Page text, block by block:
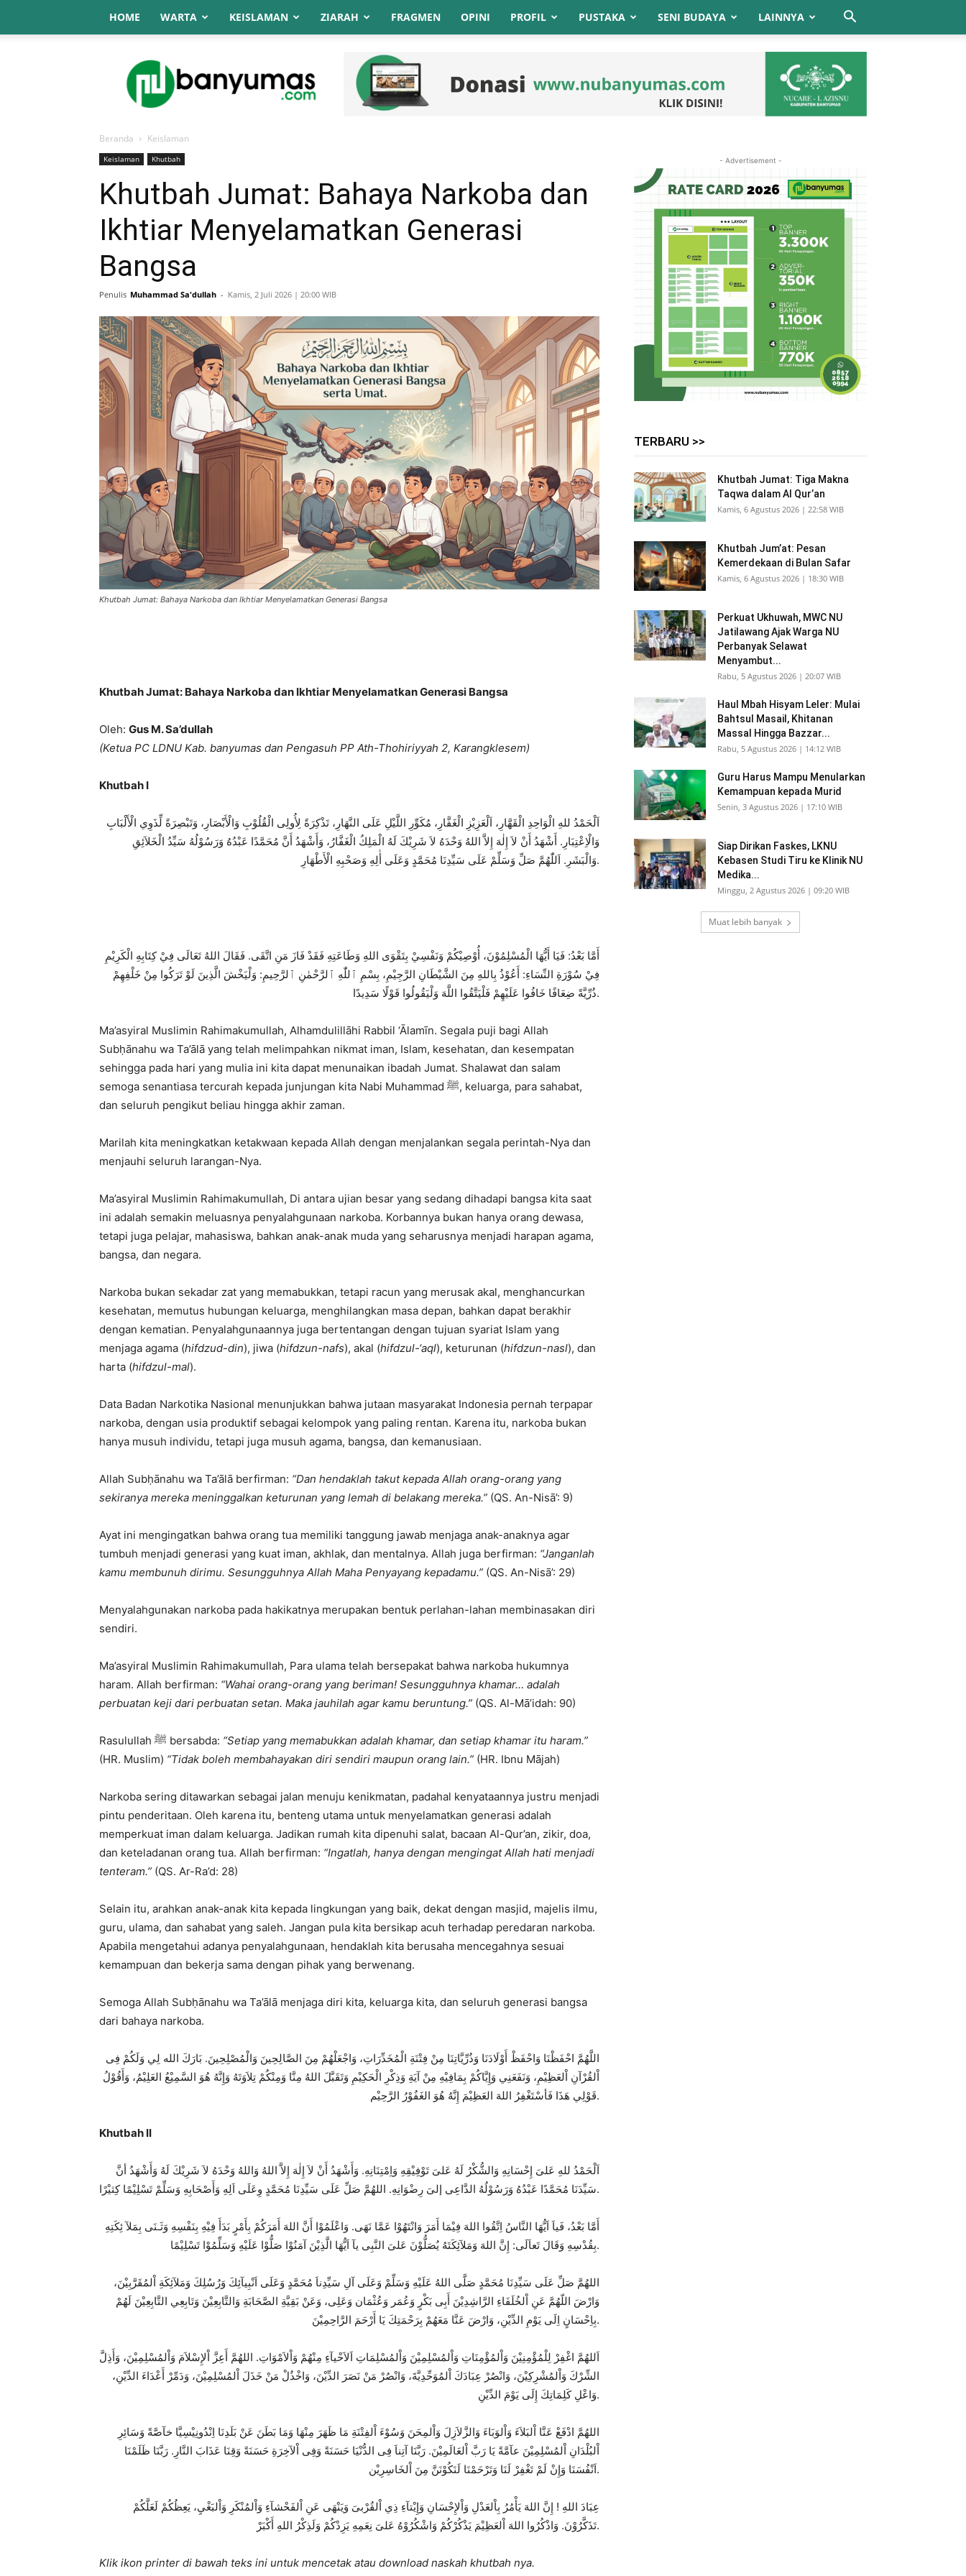
HOME WARTA KEISLAMAN ZIARAH FRAGMEN OPINI PROFIL PUSTAKA SENI BUDAYA LAINNYA
NU
Online
Banyumas
Beranda Keislaman
Keislaman Khutbah
Khutbah Jumat: Bahaya Narkoba dan
Ikhtiar Menyelamatkan Generasi
Bangsa
Penulis Muhammad Sa'dullah - Kamis, 2 Juli 2026 | 20:00 WIB
Khutbah Jumat: Bahaya Narkoba dan Ikhtiar Menyelamatkan Generasi Bangsa
Khutbah Jumat: Bahaya Narkoba dan Ikhtiar Menyelamatkan Generasi Bangsa
Oleh: Gus M. Sa’dullah
(Ketua PC LDNU Kab. banyumas dan Pengasuh PP Ath-Thohiriyyah 2, Karangklesem)
Khutbah I
اَلْحَمْدُ للهِ الْوَاحِدِ الْقَهَّارِ، اَلْعَزِيْزِ الْغَفَّارِ، مُكَوِّرِ اللَّيْلِ عَلَى النَّهَارِ، تَذْكِرَةً لِأُولِى الْقُلُوْبِ وَالْأَبْصَارِ، وَتَبْصِرَةً لِّذَوِي الْأَلْبَابِ
وَالْاِعْتِبَارِ. أَشْهَدُ أَنْ لاَ إِلٰهَ إِلاَّ اللهُ وَحْدَهُ لاَ شَرِيْكَ لَهُ الْمَلِكُ الْغَفَّارُ، وَأَشْهَدُ أَنَّ مُحَمَّدًا عَبْدُهُ وَرَسُوْلُهُ سَيِّدُ الْخَلاَئِقِ
وَالْبَشَرِ. اَللّٰهُمَّ صَلِّ وَسَلِّمْ عَلَى سَيِّدِنَا مُحَمَّدٍ وَعَلَى أٰلِهِ وَصَحْبِهِ الْأَطْهَارِ.
أَمَّا بَعْدُ: فَيَا أَيُّهَا الْمُسْلِمُوْنَ، أُوْصِيْكُمْ وَنَفْسِيْ بِتَقْوَى اللهِ وَطَاعَتِهِ فَقَدْ فَازَ مَنِ اتَّقَى. فَقَالَ اللهُ تَعَالَى فِيْ كِتَابِهِ الْكَرِيْمِ
فِيْ سُوْرَةِ النِّسَاءِ: أَعُوْذُ بِاللهِ مِنَ الشَّيْطَانِ الرَّجِيْمِ، بِسْمِ ٱللّٰهِ ٱلرَّحْمٰنِ ٱلرَّحِيمِ: وَلْيَخْشَ الَّذِينَ لَوْ تَرَكُوا مِنْ خَلْفِهِمْ
ذُرِّيَّةً ضِعَافًا خَافُوا عَلَيْهِمْ فَلْيَتَّقُوا اللَّهَ وَلْيَقُولُوا قَوْلًا سَدِيدًا.
Ma’asyiral Muslimin Rahimakumullah, Alhamdulillāhi Rabbil ‘Ālamīn. Segala puji bagi Allah
Subḥānahu wa Ta’ālā yang telah melimpahkan nikmat iman, Islam, kesehatan, dan kesempatan
sehingga pada hari yang mulia ini kita dapat menunaikan ibadah Jumat. Shalawat dan salam
semoga senantiasa tercurah kepada junjungan kita Nabi Muhammad ﷺ, keluarga, para sahabat,
dan seluruh pengikut beliau hingga akhir zaman.
Marilah kita meningkatkan ketakwaan kepada Allah dengan menjalankan segala perintah-Nya dan
menjauhi seluruh larangan-Nya.
Ma’asyiral Muslimin Rahimakumullah, Di antara ujian besar yang sedang dihadapi bangsa kita saat
ini adalah semakin meluasnya penyalahgunaan narkoba. Korbannya bukan hanya orang dewasa,
tetapi juga pelajar, mahasiswa, bahkan anak-anak muda yang seharusnya menjadi harapan agama,
bangsa, dan negara.
Narkoba bukan sekadar zat yang memabukkan, tetapi racun yang merusak akal, menghancurkan
kesehatan, memutus hubungan keluarga, menghilangkan masa depan, bahkan dapat berakhir
dengan kematian. Penyalahgunaannya juga bertentangan dengan tujuan syariat Islam yang
menjaga agama (hifdzud-din), jiwa (hifdzun-nafs), akal (hifdzul-‘aql), keturunan (hifdzun-nasl), dan
harta (hifdzul-mal).
Data Badan Narkotika Nasional menunjukkan bahwa jutaan masyarakat Indonesia pernah terpapar
narkoba, dengan usia produktif sebagai kelompok yang paling rentan. Karena itu, narkoba bukan
hanya musuh individu, tetapi juga musuh agama, bangsa, dan kemanusiaan.
Allah Subḥānahu wa Ta’ālā berfirman: “Dan hendaklah takut kepada Allah orang-orang yang
sekiranya mereka meninggalkan keturunan yang lemah di belakang mereka.” (QS. An-Nisā’: 9)
Ayat ini mengingatkan bahwa orang tua memiliki tanggung jawab menjaga anak-anaknya agar
tumbuh menjadi generasi yang kuat iman, akhlak, dan mentalnya. Allah juga berfirman: “Janganlah
kamu membunuh dirimu. Sesungguhnya Allah Maha Penyayang kepadamu.” (QS. An-Nisā’: 29)
Menyalahgunakan narkoba pada hakikatnya merupakan bentuk perlahan-lahan membinasakan diri
sendiri.
Ma’asyiral Muslimin Rahimakumullah, Para ulama telah bersepakat bahwa narkoba hukumnya
haram. Allah berfirman: “Wahai orang-orang yang beriman! Sesungguhnya khamar… adalah
perbuatan keji dari perbuatan setan. Maka jauhilah agar kamu beruntung.” (QS. Al-Mā’idah: 90)
Rasulullah ﷺ bersabda: “Setiap yang memabukkan adalah khamar, dan setiap khamar itu haram.”
(HR. Muslim) “Tidak boleh membahayakan diri sendiri maupun orang lain.” (HR. Ibnu Mājah)
Narkoba sering ditawarkan sebagai jalan menuju kenikmatan, padahal kenyataannya justru menjadi
pintu penderitaan. Oleh karena itu, benteng utama untuk menyelamatkan generasi adalah
memperkuat iman dalam keluarga. Jadikan rumah kita dipenuhi salat, bacaan Al-Qur’an, zikir, doa,
dan keteladanan orang tua. Allah berfirman: “Ingatlah, hanya dengan mengingat Allah hati menjadi
tenteram.” (QS. Ar-Ra’d: 28)
Selain itu, arahkan anak-anak kita kepada lingkungan yang baik, dekat dengan masjid, majelis ilmu,
guru, ulama, dan sahabat yang saleh. Jangan pula kita bersikap acuh terhadap peredaran narkoba.
Apabila mengetahui adanya penyalahgunaan, hendaklah kita berusaha mencegahnya sesuai
kemampuan dan bekerja sama dengan pihak yang berwenang.
Semoga Allah Subḥānahu wa Ta’ālā menjaga diri kita, keluarga kita, dan seluruh generasi bangsa
dari bahaya narkoba.
اللَّهُمَّ احْفَظْنَا وَاحْفَظْ أَوْلَادَنَا وَذُرِّيَّاتِنَا مِنْ فِتْنَةِ الْمُخَدِّرَاتِ، وَاجْعَلْهُمْ مِنَ الصَّالِحِينَ وَالْمُصْلِحِينَ. بَارَكَ الله لِي وَلَكُمْ فِى
اْلقُرْآنِ اْلعَظِيْمِ، وَنَفَعَنِي وَإِيَّاكُمْ بِمَافِيْهِ مِنْ آيَةِ وَذِكْرِ الْحَكِيْمِ وَتَقَبَّلَ اللهُ مِنَّا وَمِنْكُمْ تِلاَوَتَهُ وَإِنَّهُ هُوَ السَّمِيْعُ العَلِيْمُ، وَأَقُوْلُ
قَوْلِي هَذَا فَأسْتَغْفِرُ اللهَ العَظِيْمَ إِنَّهُ هُوَ الغَفُوْرُ الرَّحِيْ م.
Khutbah II
اَلْحَمْدُ للهِ عَلىَ إِحْسَانِهِ وَالشُّكْرُ لَهُ عَلىَ تَوْفِيْقِهِ وَاِمْتِنَانِهِ. وَأَشْهَدُ أَنْ لاَإِلٰهَ إِلاَّ اللهُ وَاللهُ وَحْدَهُ لاَ شَرِيْكَ لَهُ وَأَشْهَدُ أنَّ
سَيِّدَنَا مُحَمَّدًا عَبْدُهُ وَرَسُوْلُهُ الدَّاعِى إلىَ رِضْوَانِهِ. اللهُمَّ صَلِّ عَلَى سَيِّدِنَا مُحَمَّدٍ وِعَلَى اَلِهِ وَأَصْحَابِهِ وَسَلِّمْ تَسْلِيْمًاكِثيْرًا.
أَمَّا بَعْدُ، فَياَ اَيُّهَا النَّاسُ اِتَّقُوا اللهَ فِيْمَا أَمَرَ وَانْتَهُوْا عَمَّا نَهَى. وَاعْلَمُوْا أَنَّ اللهَ أَمَرَكُمْ بِأَمْرٍ بَدَأَ فِيْهِ بِنَفْسِهِ وَثَـنَى بِمَلآ ئِكَتِهِ
بِقُدْسِهِ وَقَالَ تَعاَلَى:إِنَّ اللهَ وَمَلآئِكَتَهُ يُصَلُّوْنَ عَلىَ النَّبِى يآ اَيُّهَا الَّذِيْنَ آمَنُوْا صَلُّوْا عَلَيْهِ وَسَلِّمُوْا تَسْلِيْمًا.
اللهُمَّ صَلِّ عَلَى سَيِّدِنَا مُحَمَّدٍ صَلَّى اللهُ عَلَيْهِ وَسَلِّمْ وَعَلَى آلِ سَيِّدِناَ مُحَمَّدٍ وَعَلَى اَنْبِيآئِكَ وَرُسُلِكَ وَمَلآئِكَةِ اْلمُقَرَّبِيْنَ،
وَارْضَ اللّهُمَّ عَنِ اْلخُلَفَاءِ الرَّاشِدِيْنَ أَبِى بَكْرٍ وَعُمَر وَعُثْمَان وَعَلِى، وَعَنْ بَقِيَّةِ الصَّحَابَةِ وَالتَّابِعِيْنَ وَتَابِعِي التَّابِعِيْنَ لَهُمْ
بِاِحْسَانٍ اِلَى يَوْمِ الدِّيْنِ، وَارْضَ عَنَّا مَعَهُمْ بِرَحْمَتِكَ يَا أَرْحَمَ الرَّاحِمِيْنَ.
اَللهُمَّ اغْفِرْ لِلْمُؤْمِنِيْنَ وَاْلمُؤْمِنَاتِ وَاْلمُسْلِمِيْنَ وَاْلمُسْلِمَاتِ اَلاَحْيآءِ مِنْهُمْ وَاْلاَمْوَاتِ. اللهُمَّ أَعِزَّ اْلإِسْلاَمَ وَاْلمُسْلِمِيْنَ، وَأَذِلَّ
الشِّرْكَ وَاْلمُشْرِكِيْنَ، وَانْصُرْ عِبَادَكَ اْلمُوَحِّدِيَّةَ، وَانْصُرْ مَنْ نَصَرَ الدِّيْنَ، وَاخْذُلْ مَنْ خَذَلَ اْلمُسْلِمِيْنَ، وَدَمِّرْ أَعْدَاءَ الدِّيْنِ،
وَاعْلِ كَلِمَاتِكَ إِلَى يَوْمَ الدِّيْنِ.
اللهُمَّ ادْفَعْ عَنَّا اْلبَلاَءَ وَاْلوَبَاءَ وَالزَّلاَزِلَ وَاْلمِحَنَ وَسُوْءَ اْلفِتْنَةِ مَا ظَهَرَ مِنْهَا وَمَا بَطَنَ عَنْ بَلَدِنَا اِنْدُونِيْسِيَّا خآصَّةً وَسَائِرِ
اْلبُلْدَانِ اْلمُسْلِمِيْنَ عآمَّةً يَا رَبَّ اْلعَالَمِيْنَ. رَبَّنَا آتِناَ فِى الدُّنْيَا حَسَنَةً وَفِى اْلآخِرَةِ حَسَنَةً وَقِنَا عَذَابَ النَّارِ. رَبَّنَا ظَلَمْنَا
اَنْفُسَنَا وَ إِنْ لَمْ تَغْفِرْ لَنَا وَتَرْحَمْنَا لَنَكُوْنَنَّ مِنَ اْلخَاسِرِيْن.
عِبَادَ اللهِ ! إِنَّ اللهَ يَأْمُرُ بِاْلعَدْلِ وَاْلإِحْسَانِ وَإِيْتآءِ ذِي اْلقُرْبىَ وَيَنْهَى عَنِ اْلفَحْشآءِ وَاْلمُنْكَرِ وَاْلبَغْيِ، يَعِظُكُمْ لَعَلَّكُمْ
تَذَكَّرُوْنَ. وَاذْكُرُوا اللهَ اْلعَظِيْمَ يَذْكُرْكُمْ وَاشْكُرُوْهُ عَلىَ نِعَمِهِ يَزِدْكُمْ وَلَذِكْرُ اللهِ أَكْبَرْ.
Klik ikon printer di bawah teks ini untuk mencetak atau download naskah khutbah nya.
- Advertisement -
TERBARU >>
Khutbah Jumat: Tiga Makna
Taqwa dalam Al Qur’an
Kamis, 6 Agustus 2026 | 22:58 WIB
Khutbah Jum’at: Pesan
Kemerdekaan di Bulan Safar
Kamis, 6 Agustus 2026 | 18:30 WIB
Perkuat Ukhuwah, MWC NU
Jatilawang Ajak Warga NU
Perbanyak Selawat
Menyambut...
Rabu, 5 Agustus 2026 | 20:07 WIB
Haul Mbah Hisyam Leler: Mulai
Bahtsul Masail, Khitanan
Massal Hingga Bazzar...
Rabu, 5 Agustus 2026 | 14:12 WIB
Guru Harus Mampu Menularkan
Kemampuan kepada Murid
Senin, 3 Agustus 2026 | 17:10 WIB
Siap Dirikan Faskes, LKNU
Kebasen Studi Tiru ke Klinik NU
Medika...
Minggu, 2 Agustus 2026 | 09:20 WIB
Muat lebih banyak